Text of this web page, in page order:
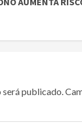
será publicado.